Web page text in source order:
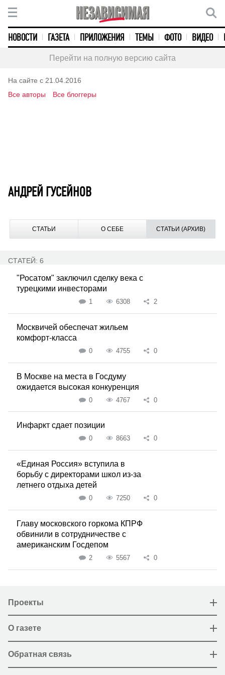
НОВОСТИ ГАЗЕТА ПРИЛОЖЕНИЯ ТЕМЫ ФОТО ВИДЕО
Перейти на полную версию сайта
На сайте с 21.04.2016
Все авторы
Все блоггеры
АНДРЕЙ ГУСЕЙНОВ
СТАТЬИ О СЕБЕ СТАТЬИ (АРХИВ)
СТАТЕЙ: 6
"Росатом" заключил сделку века с
турецкими инвесторами
1 6308 2
Москвичей обеспечат жильем
комфорт-класса
0 4755 0
В Москве на места в Госдуму
ожидается высокая конкуренция
0 4767 0
Инфаркт сдает позиции
0 8663 0
«Единая Россия» вступила в
борьбу с директорами школ из-за
летнего отдыха детей
0 7250 0
Главу московского горкома КПРФ
обвинили в сотрудничестве с
американским Госдепом
2 5567 0
Проекты
О газете
Обратная связь